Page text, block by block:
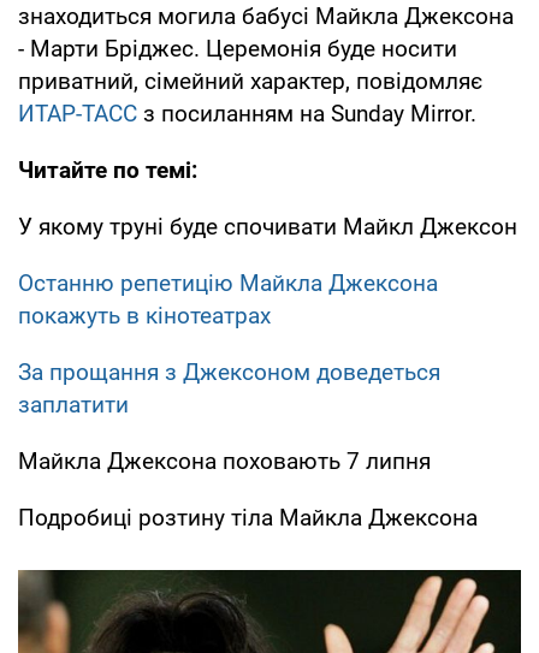
знаходиться могила бабусі Майкла Джексона
- Марти Бріджес. Церемонія буде носити
приватний, сімейний характер, повідомляє
ИТАР-ТАСС з посиланням на Sunday Mirror.
Читайте по темі:
У якому труні буде спочивати Майкл Джексон
Останню репетицію Майкла Джексона
покажуть в кінотеатрах
За прощання з Джексоном доведеться
заплатити
Майкла Джексона поховають 7 липня
Подробиці розтину тіла Майкла Джексона